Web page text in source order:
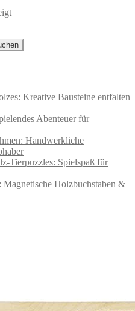
Kreative Bausteine entfalten
Abenteuer für
Handwerkliche
Tierpuzzles: Spielspaß für
Magnetische Holzbuchstaben &